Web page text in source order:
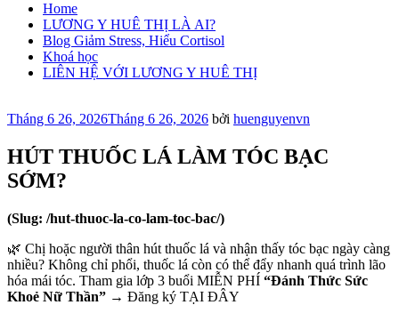
Home
LƯƠNG Y HUÊ THỊ LÀ AI?
Blog Giảm Stress, Hiểu Cortisol
Khoá học
LIÊN HỆ VỚI LƯƠNG Y HUÊ THỊ
Đăng
Tháng 6 26, 2026Tháng 6 26, 2026 bởi huenguyenvn
HÚT THUỐC LÁ LÀM TÓC BẠC
SỚM?
(Slug: /hut-thuoc-la-co-lam-toc-bac/)
🌿 Chị hoặc người thân hút thuốc lá và nhận thấy tóc bạc ngày càng
nhiều? Không chỉ phổi, thuốc lá còn có thể đẩy nhanh quá trình lão
hóa mái tóc. Tham gia lớp 3 buổi MIỄN PHÍ “Đánh Thức Sức
Khoẻ Nữ Thần” → Đăng ký TẠI ĐÂY